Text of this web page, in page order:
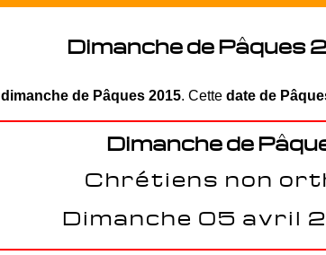
Dimanche de Pâques
dimanche de Pâques 2015. Cette date de
Dimanche de
Chrétiens non
Dimanche 05 avril